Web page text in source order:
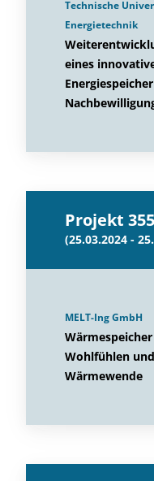
Technische
Energietechnik
eines
Projekt
(25.03.2024 -
MELT-Ing GmbH
Wohlfühlen
Wärmewende